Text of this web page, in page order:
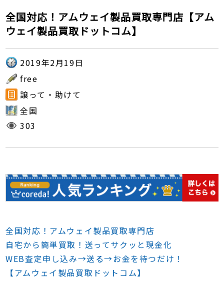
全国対応！アムウェイ製品買取専門店【アム
ウェイ製品買取ドットコム】
2019年2月19日
free
譲って・助けて
全国
303
全国対応！アムウェイ製品買取専門店
自宅から簡単買取！送ってサクッと現金化
WEB査定申し込み→送る→お金を待つだけ！
【アムウェイ製品買取ドットコム】